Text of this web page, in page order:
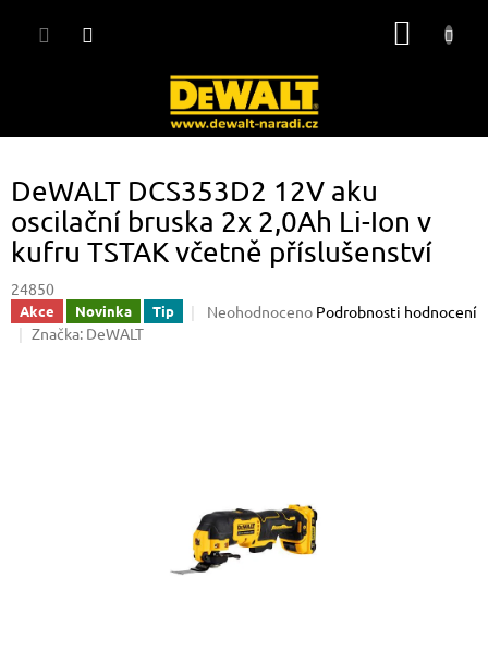
DeWALT DCS353D2 12V aku
oscilační bruska 2x 2,0Ah Li-Ion v
kufru TSTAK včetně příslušenství
24850
Akce Novinka Tip
Průměrné
Neohodnoceno Podrobnosti hodnocení
Značka: DeWALT